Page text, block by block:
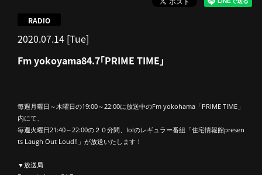
2020.07.14 [Tue]
RADIO
Fm yokoyama84.7「PRIME TIME」
毎週月曜日～木曜日の19:00～22:00に放送中のFm yokohama「PRIME TIME」
内にて、
毎週火曜日21:40～22:00の２０分間、lolのレギュラー番組「住宅情報館presen
ts Laugh Out Loud!!」 が放送いたします！
▼放送局